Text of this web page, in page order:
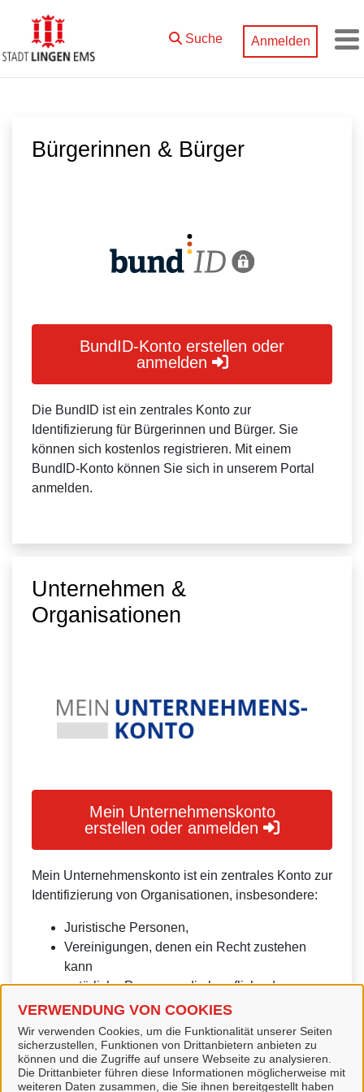
Zum Hauptinhalt springen
VERWENDUNG VON COOKIES
Wir verwenden Cookies, um die Funktionalität unserer Seiten
sicherzustellen, Funktionen von Drittanbietern anbieten zu
können und die Zugriffe auf unsere Webseite zu analysieren.
Die Drittanbieter führen diese Informationen möglicherweise mit
weiteren Daten zusammen, die Sie ihnen bereitgestellt haben
Suche Anmelden
Bürgerinnen & Bürger
BundID-Konto erstellen oder
anmelden
Die BundID ist ein zentrales Konto zur
Identifizierung für Bürgerinnen und Bürger. Sie
können sich kostenlos registrieren. Mit einem
BundID-Konto können Sie sich in unserem Portal
anmelden.
Unternehmen &
Organisationen
Mein Unternehmenskonto
erstellen oder anmelden
Mein Unternehmenskonto ist ein zentrales Konto zur
Identifizierung von Organisationen, insbesondere:
Juristische Personen,
Vereinigungen, denen ein Recht zustehen
kann
natürliche Personen, die beruflich oder
gewerblich tätig sind.
Eine Nutzung ist aber auch durch Behörden im
Sinne von § 1 Abs. 4 Verwaltungsverfahrensgesetz
(VwVfG) möglich.